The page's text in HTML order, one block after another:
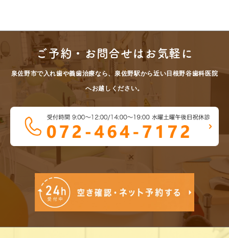
ご予約・お問合せはお気軽に
泉佐野市で入れ歯や義歯治療なら、泉佐野駅から近い日根野谷歯科医院
へお越しください。